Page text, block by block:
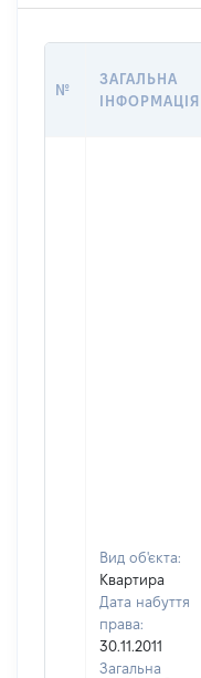
№
ЗАГАЛЬНА
ІНФОРМАЦІЯ
Вид об'єкта:
Квартира
Дата набуття
права:
30.11.2011
Загальна